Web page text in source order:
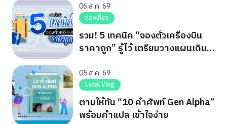
06 ส.ค. 69
ท่องเที่ยว
รวม! 5 เทคนิค “จองตั๋วเครื่องบิน
ราคาถูก” รู้ไว้ เตรียมวางแผนเดิน
05 ส.ค. 69
Local Vlog
ตามให้ทัน “10 คำศัพท์ Gen Alpha”
พร้อมคำแปล เข้าใจง่าย